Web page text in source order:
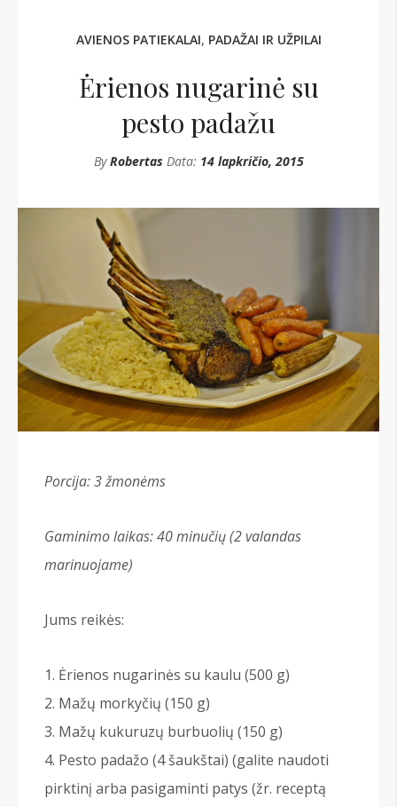
AVIENOS PATIEKALAI, PADAŽAI IR UŽPILAI
Ėrienos nugarinė su
pesto padažu
ByRobertas Data: 14 lapkričio, 2015
Porcija: 3žmonėms
Gaminimo laikas: 40 minučių (2 valandas
marinuojame)
Jums reikės:
Ėrienos nugarinės su kaulu (500 g)
Mažų morkyčių (150 g)
Mažų kukuruzų burbuolių (150 g)
Pesto padažo (4 šaukštai) (galite naudoti
pirktinį arba pasigaminti patys (žr. receptą